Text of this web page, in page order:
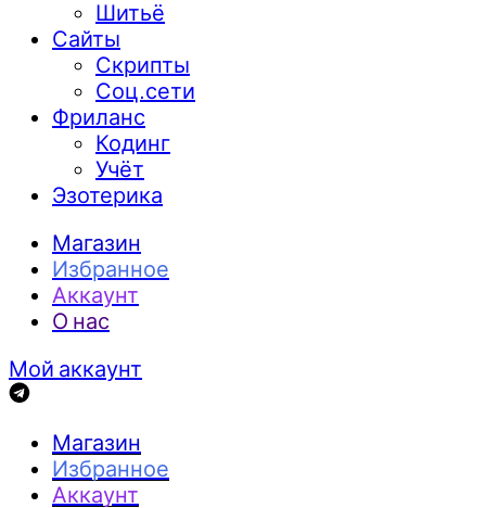
Шитьё
Сайты
Скрипты
Соц.сети
Фриланс
Кодинг
Учёт
Эзотерика
Магазин
Избранное
Аккаунт
О нас
Мой аккаунт
Магазин
Избранное
Аккаунт